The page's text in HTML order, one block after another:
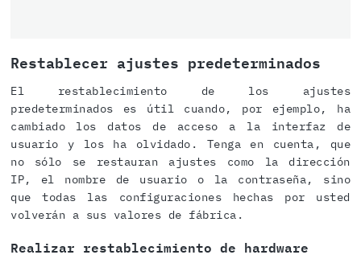
Restablecer ajustes predeterminados
El restablecimiento de los ajustes
predeterminados es útil cuando, por ejemplo, ha
cambiado los datos de acceso a la interfaz de
usuario y los ha olvidado. Tenga en cuenta, que
no sólo se restauran ajustes como la dirección
IP, el nombre de usuario o la contraseña, sino
que todas las configuraciones hechas por usted
volverán a sus valores de fábrica.
Realizar restablecimiento de hardware